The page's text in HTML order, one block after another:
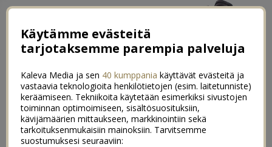
Käytämme evästeitä
tarjotaksemme parempia palveluja
Kaleva Media ja sen 40 kumppania käyttävät evästeitä ja
vastaavia teknologioita henkilötietojen (esim. laitetunniste)
keräämiseen. Tekniikoita käytetään esimerkiksi sivustojen
toiminnan optimoimiseen, sisältösuosituksiin,
kävijämäärien mittaukseen, markkinointiin sekä
tarkoituksenmukaisiin mainoksiin. Tarvitsemme
suostumuksesi seuraaviin:
Terveisiä Turusta